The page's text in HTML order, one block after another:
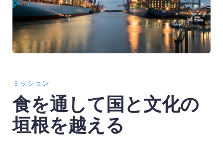
ミッション
食を通して国と文化の
垣根を越える